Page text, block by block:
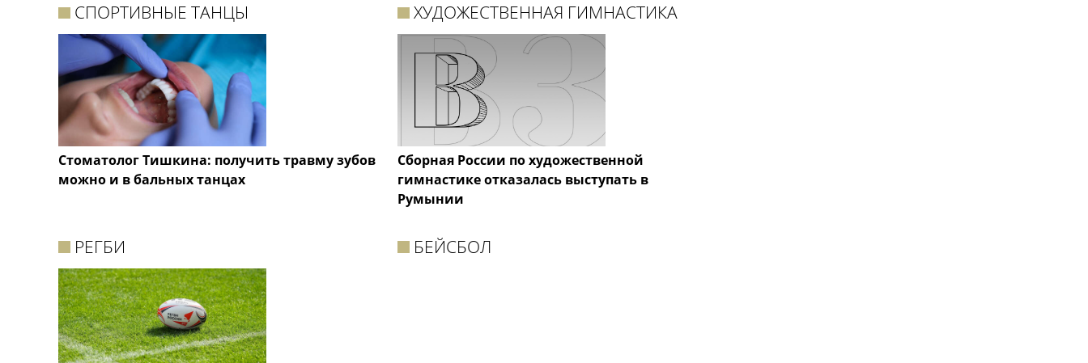
СПОРТИВНЫЕ ТАНЦЫ
Стоматолог Тишкина: получить травму зубов
можно и в бальных танцах
ХУДОЖЕСТВЕННАЯ ГИМНАСТИКА
Сборная России по художественной
гимнастике отказалась выступать в
Румынии
РЕГБИ БЕЙСБОЛ